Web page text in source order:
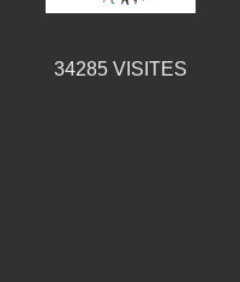
34285VISITES